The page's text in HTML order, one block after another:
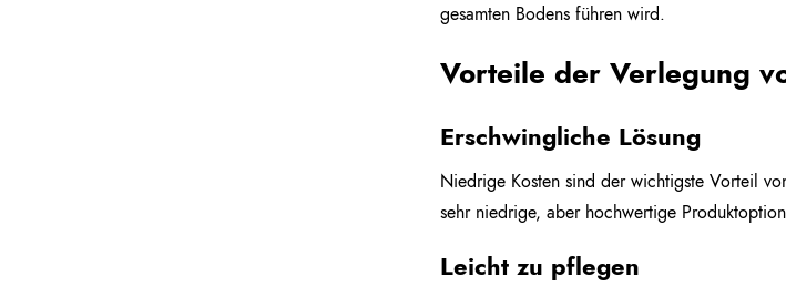
gesamten Bodens führen wird.
Vorteile der Verlegung
Erschwingliche Lösung
Niedrige Kosten sind der wichtigste Vorteil
sehr niedrige, aber hochwertige
Leicht zu pflegen